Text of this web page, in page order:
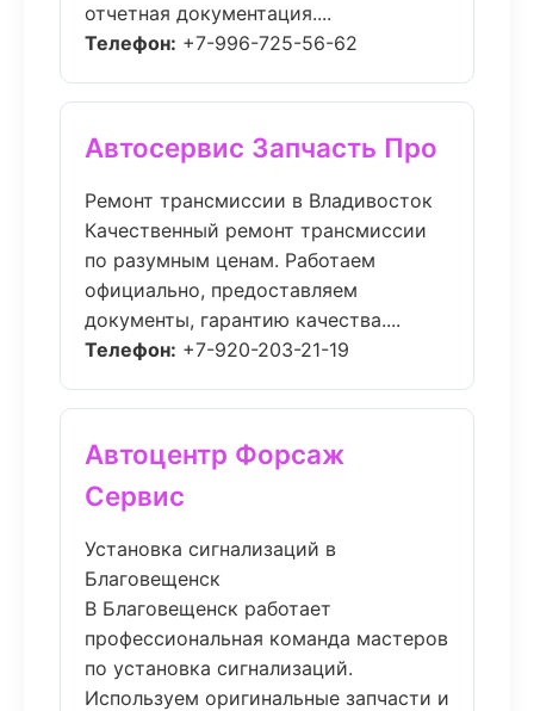
отчетная документация....
Телефон: +7-996-725-56-62
Автосервис Запчасть Про
Ремонт трансмиссии в Владивосток
Качественный ремонт трансмиссии
по разумным ценам. Работаем
официально, предоставляем
документы, гарантию качества....
Телефон: +7-920-203-21-19
Автоцентр Форсаж
Сервис
Установка сигнализаций в
Благовещенск
В Благовещенск работает
профессиональная команда мастеров
по установка сигнализаций.
Используем оригинальные запчасти и